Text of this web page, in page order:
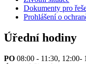
Dokumenty pro
Prohlášení o
Úřední hodiny
PO 08:00 - 11:30, 12:00-